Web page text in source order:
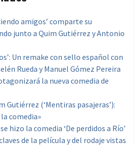
amigos’ comparte su
junto a Quim Gutiérrez y Antonio
Un remake con sello español con
Rueda y Manuel Gómez Pereira
la nueva comedia de
Gutiérrez (‘Mentiras pasajeras’):
comedia»
hizo la comedia ‘De perdidos a Río’
de la película y del rodaje vistas